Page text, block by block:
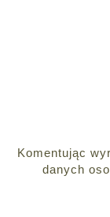
Komentując
danych